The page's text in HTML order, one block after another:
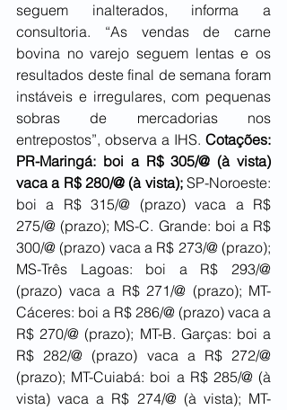
seguem inalterados, informa a
consultoria. “As vendas de carne
bovina no varejo seguem lentas e os
resultados deste final de semana foram
instáveis e irregulares, com pequenas
sobras de mercadorias nos
entrepostos”, observa a IHS. Cotações:
PR-Maringá: boi a R$ 305/@ (à vista)
vaca a R$ 280/@ (à vista); SP-Noroeste:
boi a R$ 315/@ (prazo) vaca a R$
275/@ (prazo); MS-C. Grande: boi a R$
300/@ (prazo) vaca a R$ 273/@ (prazo);
MS-Três Lagoas: boi a R$ 293/@
(prazo) vaca a R$ 271/@ (prazo); MT-
Cáceres: boi a R$ 286/@ (prazo) vaca a
R$ 270/@ (prazo); MT-B. Garças: boi a
R$ 282/@ (prazo) vaca a R$ 272/@
(prazo); MT-Cuiabá: boi a R$ 285/@ (à
vista) vaca a R$ 274/@ (à vista); MT-